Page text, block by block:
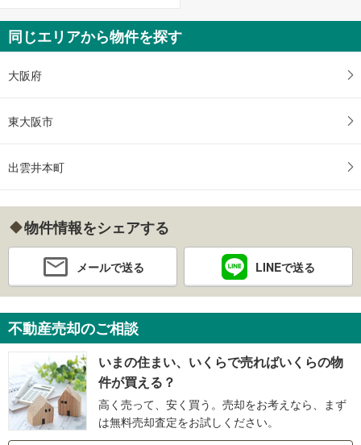
同じエリアから物件を探す
大阪府
東大阪市
出雲井本町
物件情報をシェアする
メールで送る LINEで送る
不動産売却のご相談
いまの住まい、いくらで売ればいくらの物
件が買える？
高く売って、安く買う。売却をお考えなら、まず
は無料売却査定をお試しください。